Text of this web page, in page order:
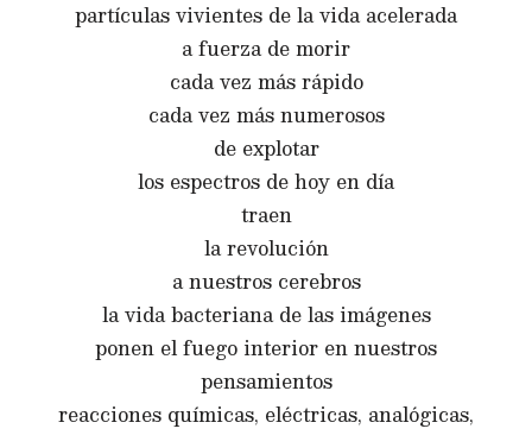
partículas vivientes de la vida acelerada
a fuerza de morir
cada vez más rápido
cada vez más numerosos
de explotar
los espectros de hoy en día
traen
la revolución
a nuestros cerebros
la vida bacteriana de las imágenes
ponen el fuego interior en nuestros
pensamientos
reacciones químicas, eléctricas, analógicas,